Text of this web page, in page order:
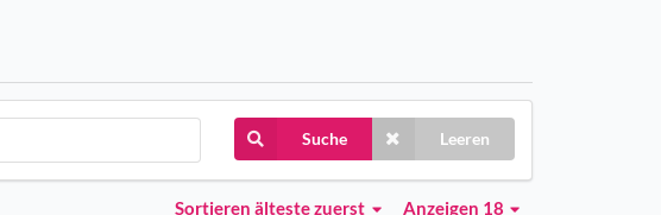
Suche Leeren
Anzeigen 18
Sortieren älteste zuerst